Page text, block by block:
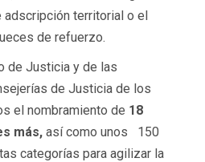
adscripción territorial o el
de refuerzo.
de Justicia y de las
de Justicia de los
el nombramiento de 18
más, así como unos 150
categorías para agilizar la